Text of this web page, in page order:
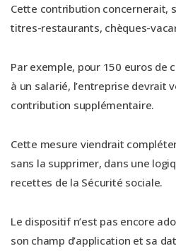
Cette contribution concernerait,
titres-restaurants, chèques-
Par exemple, pour 150 euros de
à un salarié, l’entreprise devrait
contribution supplémentaire.
Cette mesure viendrait
sans la supprimer, dans une
recettes de la Sécurité sociale.
Le dispositif n’est pas encore
son champ d’application et sa